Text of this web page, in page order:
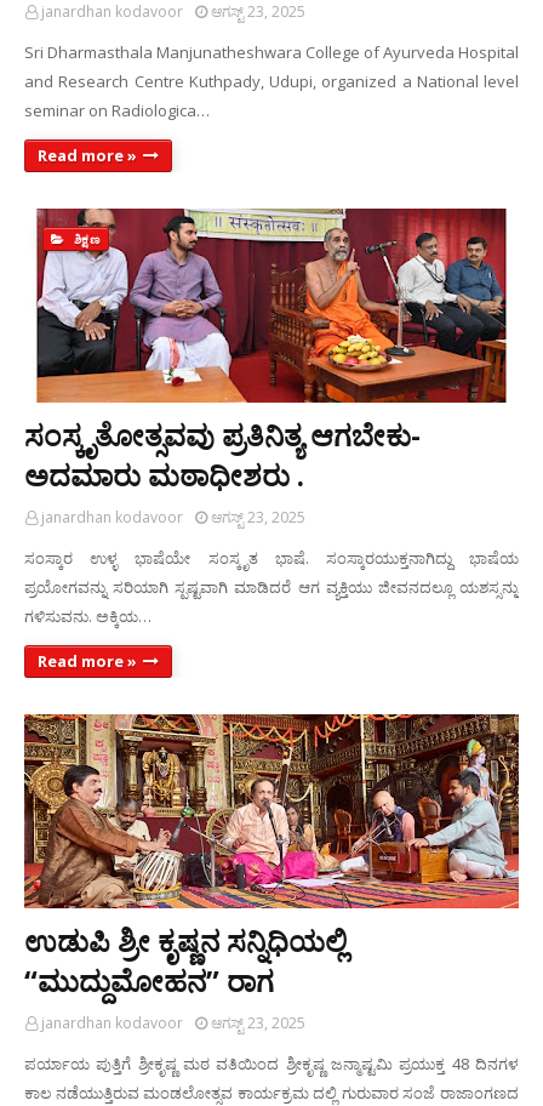
janardhan kodavoor ಆಗಸ್ಟ್ 23, 2025
Sri Dharmasthala Manjunatheshwara College of Ayurveda Hospital
and Research Centre Kuthpady, Udupi, organized a National level
seminar on Radiologica…
Read more »
ಶಿಕ್ಷಣ
ಸಂಸ್ಕೃತೋತ್ಸವವು ಪ್ರತಿನಿತ್ಯ ಆಗಬೇಕು-
ಅದಮಾರು ಮಠಾಧೀಶರು .
janardhan kodavoor ಆಗಸ್ಟ್ 23, 2025
ಸಂಸ್ಕಾರ ಉಳ್ಳ ಭಾಷೆಯೇ ಸಂಸ್ಕೃತ ಭಾಷೆ. ಸಂಸ್ಕಾರಯುಕ್ತನಾಗಿದ್ದು ಭಾಷೆಯ
ಪ್ರಯೋಗವನ್ನು ಸರಿಯಾಗಿ ಸ್ಪಷ್ಟವಾಗಿ ಮಾಡಿದರೆ ಆಗ ವ್ಯಕ್ತಿಯು ಜೀವನದಲ್ಲೂ ಯಶಸ್ಸನ್ನು
ಗಳಿಸುವನು. ಅಕ್ಕಿಯ…
Read more »
ಉಡುಪಿ ಶ್ರೀ ಕೃಷ್ಣನ ಸನ್ನಿಧಿಯಲ್ಲಿ
“ಮುದ್ದುಮೋಹನ” ರಾಗ
janardhan kodavoor ಆಗಸ್ಟ್ 23, 2025
ಪರ್ಯಾಯ ಪುತ್ತಿಗೆ ಶ್ರೀಕೃಷ್ಣ ಮಠ ವತಿಯಿಂದ ಶ್ರೀಕೃಷ್ಣ ಜನ್ಮಾಷ್ಟಮಿ ಪ್ರಯುಕ್ತ 48 ದಿನಗಳ
ಕಾಲ ನಡೆಯುತ್ತಿರುವ ಮಂಡಲೋತ್ಸವ ಕಾರ್ಯಕ್ರಮ ದಲ್ಲಿ ಗುರುವಾರ ಸಂಜೆ ರಾಜಾಂಗಣದ